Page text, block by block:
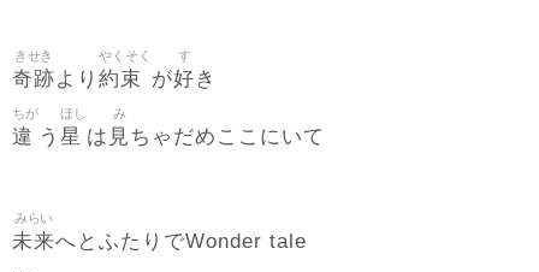
奇跡
きせき
より 約束
やくそく
が好
す
き
違
ちが
う 星
ほし
は 見
み
ちゃだめここにいて
未来
みらい
へとふたりでWonder tale